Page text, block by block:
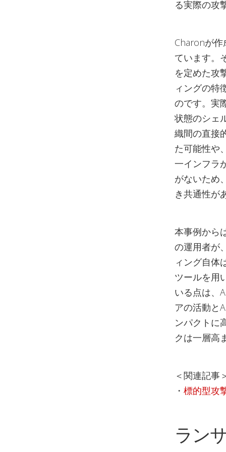
る実際の攻
Charonが
ています。
を定めた攻
ィングの特
のです。実
状態のシェ
織間の直接
た可能性や
一インフラ
がないため
き共通性が
本事例から
の運用者が
ィング自体
ツールを用
いる点は、
アの活動と
ンパクトに
クは一層高
＜関連記事
・ 標的型攻
ラン